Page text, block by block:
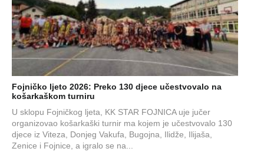
Fojničko ljeto 2026: Preko 130 djece učestvovalo na
košarkaškom turniru
U sklopu Fojničkog ljeta, KK STAR FOJNICA uje jučer
organizovao košarkaški turnir ma kojem je učestvovalo 130
djece iz Viteza, Donjeg Vakufa, Bugojna, Ilidže, Ilijaša,
Zenice i Fojnice, a igralo se na...